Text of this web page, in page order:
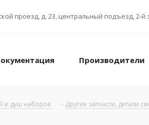
проезд, д. 23, центральный подъезд, 2-й
Производители
и душ наборов - Другие запчасти, детали